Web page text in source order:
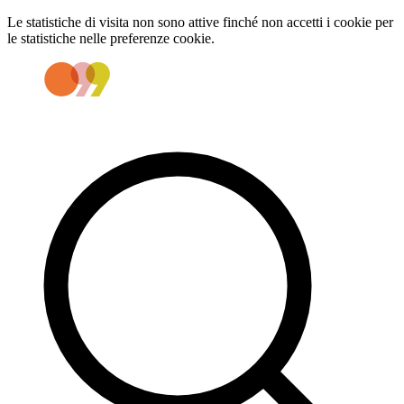
Le statistiche di visita non sono attive finché non accetti i cookie per
le statistiche nelle preferenze cookie.